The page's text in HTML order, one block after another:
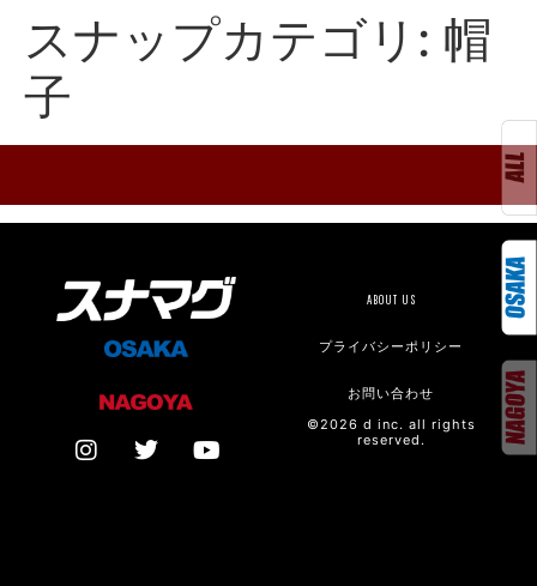
スナップカテゴリ: 帽
子
ABOUT US
プライバシーポリシー
お問い合わせ
©2026 d inc. all rights
reserved.